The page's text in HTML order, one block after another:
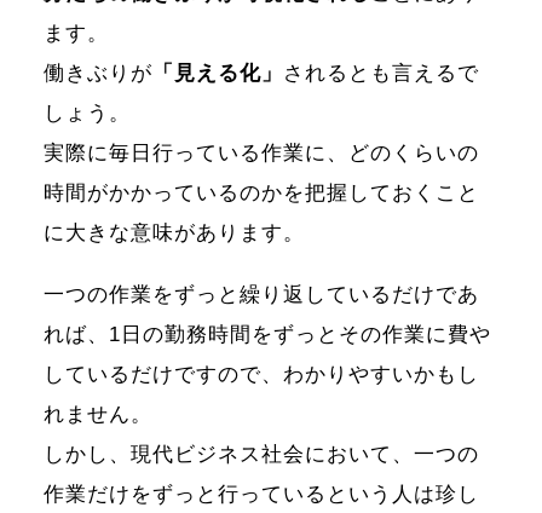
ます。
働きぶりが 「見える化」
されるとも言えるで
しょう。
実際に毎日行っている作業に、どのくらいの
時間がかかっているのかを把握しておくこと
に大きな意味があります。
一つの作業をずっと繰り返しているだけであ
れば、1日の勤務時間をずっとその作業に費や
しているだけですので、わかりやすいかもし
れません。
しかし、現代ビジネス社会において、一つの
作業だけをずっと行っているという人は珍し